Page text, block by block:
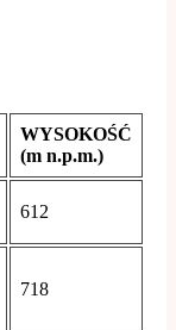
WYSOKOŚĆ
(m n.p.m.)
612
718